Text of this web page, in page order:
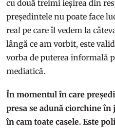
cu două treimi ieșirea din
președintele nu poate face
real pe care îl vedem la
lângă ce am vorbit, este
vorba de puterea informală
mediatică.
În momentul în care
presa se adună ciorchine
în cam toate casele. Este